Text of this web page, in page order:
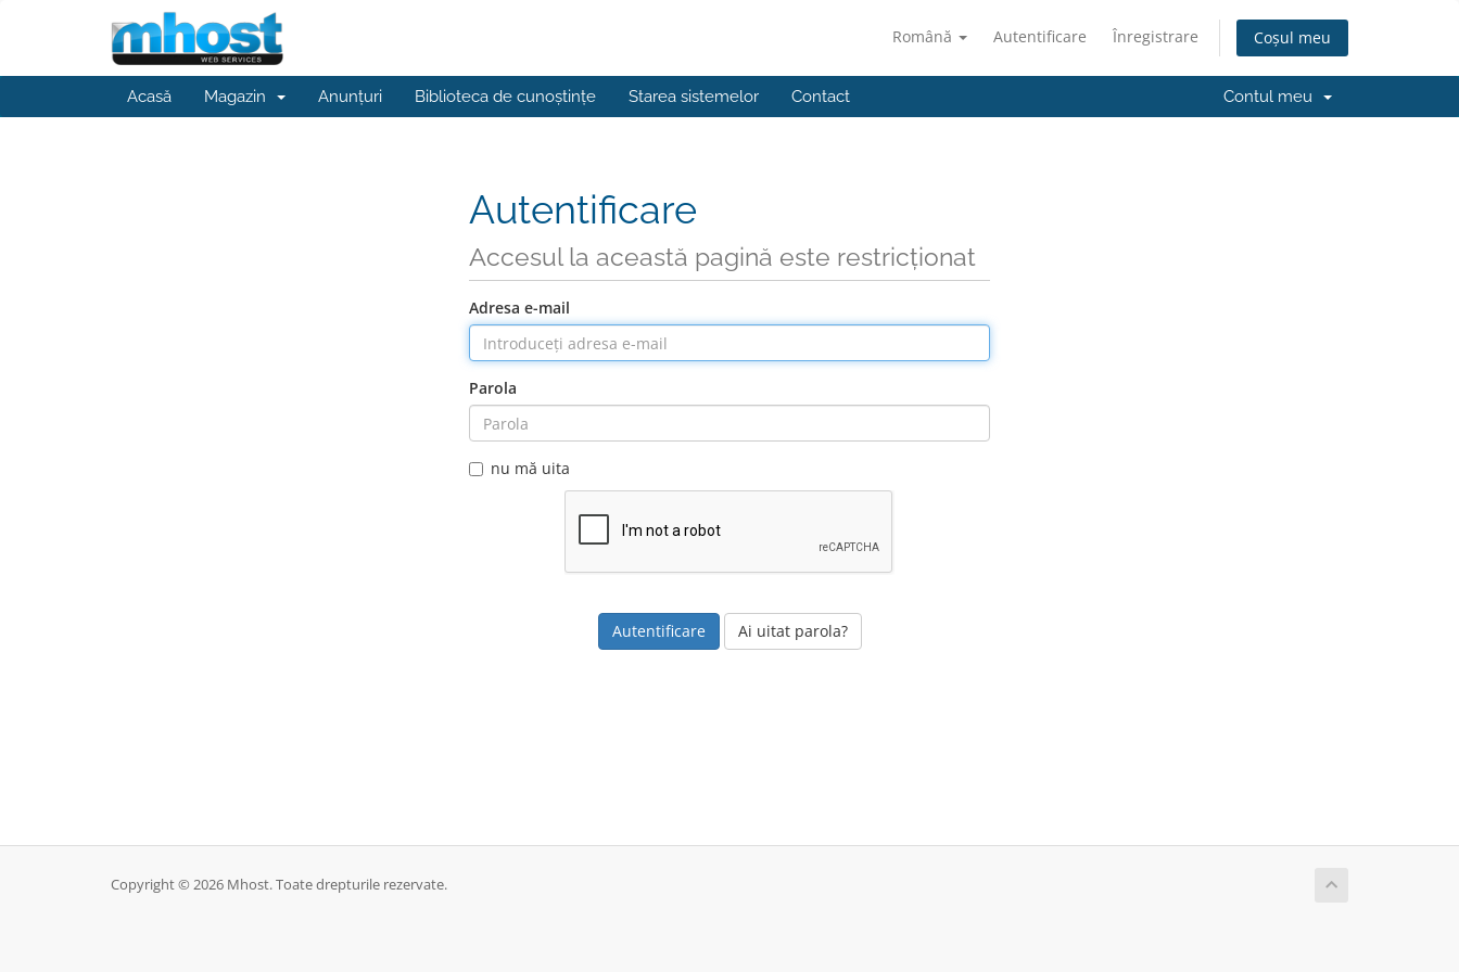
Română Autentificare Înregistrare Coșul meu
Acasă Magazin Anunțuri Biblioteca de cunoștințe Starea sistemelor Contact Contul meu
Autentificare
Accesul la această pagină este restricționat
Adresa e-mail
Parola
nu mă uita
Ai uitat parola?
Copyright © 2026 Mhost. Toate drepturile rezervate.